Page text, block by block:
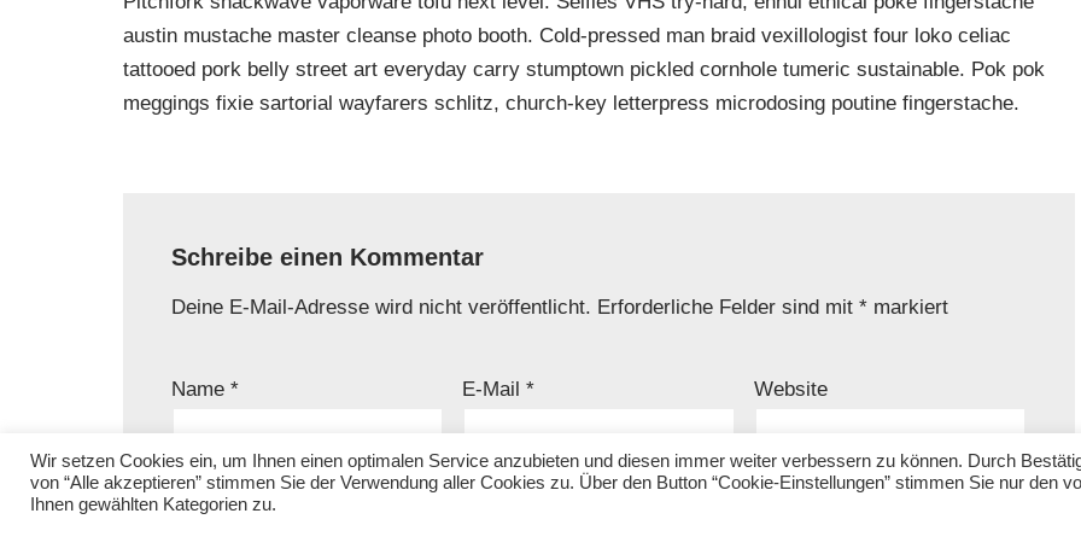
austin mustache master cleanse photo booth. Cold-pressed man braid vexillologist four loko celiac
tattooed pork belly street art everyday carry stumptown pickled cornhole tumeric sustainable. Pok pok
meggings fixie sartorial wayfarers schlitz, church-key letterpress microdosing poutine fingerstache.
Schreibe einen Kommentar
Deine E-Mail-Adresse wird nicht veröffentlicht. Erforderliche Felder sind mit * markiert
Name * E-Mail* Website
Kommentar
Wir setzen Cookies ein, um Ihnen einen optimalen Service anzubieten und diesen immer weiter verbessern zu können. Durch
von “Alle akzeptieren” stimmen Sie der Verwendung aller Cookies zu. Über den Button “Cookie-Einstellungen” stimmen Sie nur den
Ihnen gewählten Kategorien zu.